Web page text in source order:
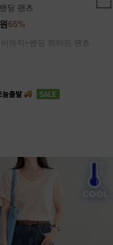
딩 팬츠
65%
까지~밴딩 와이드 팬츠